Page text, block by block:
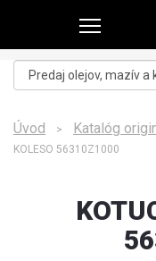
Úvod > Katalóg
KOLESO 56310Z1000